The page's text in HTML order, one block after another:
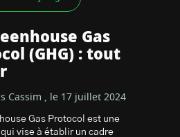
Gas
(GHG) : tout
Cassim , le 17 juillet 2024
Gas Protocol est une
vise à établir un cadre